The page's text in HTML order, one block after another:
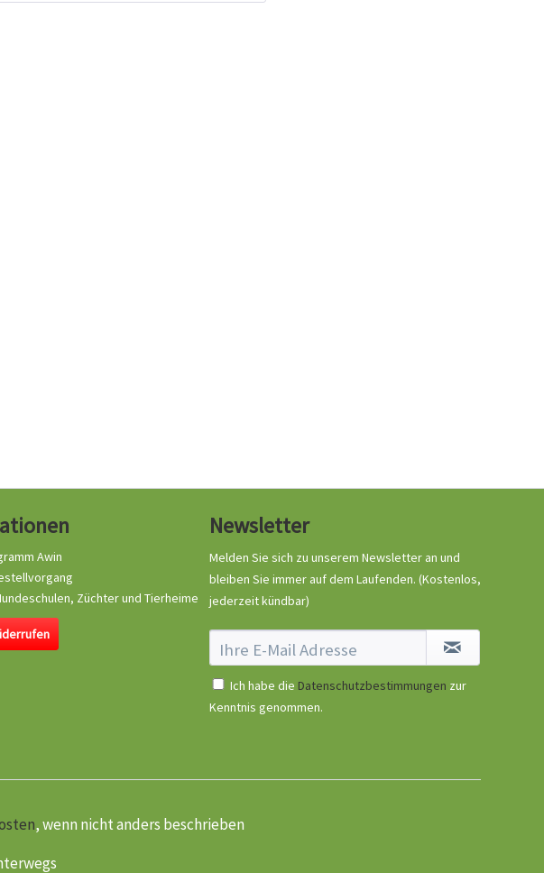
Awin
Züchter und Tierheime
Newsletter
Melden Sie sich zu unserem Newsletter an und
bleiben Sie immer auf dem Laufenden. (Kostenlos,
jederzeit kündbar)
Ich habe die Datenschutzbestimmungen zur
Kenntnis genommen.
, wenn nicht anders beschrieben